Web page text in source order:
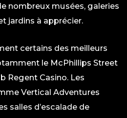
nombreux musées, galeries
jardins à apprécier.
certains des meilleurs
le McPhillips Street
Regent Casino. Les
Vertical Adventures
salles d’escalade de